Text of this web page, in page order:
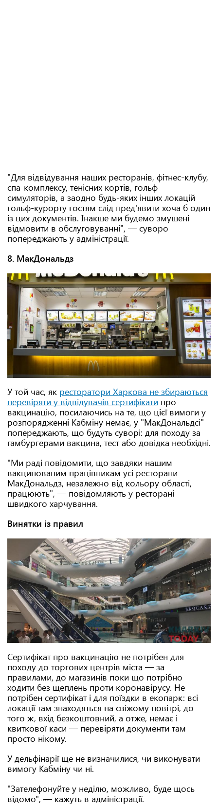
"Для відвідування наших ресторанів, фітнес-клубу,
спа-комплексу, тенісних кортів, гольф-
симуляторів, а заодно будь-яких інших локацій
гольф-курорту гостям слід пред'явити хоча б один
із цих документів. Інакше ми будемо змушені
відмовити в обслуговуванні", — суворо
попереджають у адміністрації.
8. МакДональдз
У той час, як ресторатори Харкова не збираються
перевіряти у відвідувачів сертифікати про
вакцинацію, посилаючись на те, що цієї вимоги у
розпорядженні Кабміну немає, у "МакДональдсі"
попереджають, що будуть суворі: для походу за
гамбургерами вакцина, тест або довідка необхідні.
"Ми раді повідомити, що завдяки нашим
вакцинованим працівникам усі ресторани
МакДональдз, незалежно від кольору області,
працюють", — повідомляють у ресторані
швидкого харчування.
Винятки із правил
Сертифікат про вакцинацію не потрібен для
походу до торгових центрів міста — за
правилами, до магазинів поки що потрібно
ходити без щеплень проти коронавірусу. Не
потрібен сертифікат і для поїздки в екопарк: всі
локації там знаходяться на свіжому повітрі, до
того ж, вхід безкоштовний, а отже, немає і
квиткової каси — перевіряти документи там
просто нікому.
У дельфінарії ще не визначилися, чи виконувати
вимогу Кабміну чи ні.
"Зателефонуйте у неділю, можливо, буде щось
відомо", — кажуть в адміністрації.